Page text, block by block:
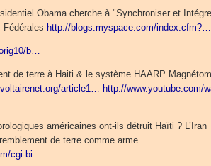
Obama cherche à "Synchroniser et
Fédérales http://blogs.myspace.com/index.cfm?…
b…
de terre à Haiti & le système HAARP
article1…
http://www.youtube.com/
américaines ont-ils détruit Haïti ? L’Iran
de terre comme arme
cgi-bi…